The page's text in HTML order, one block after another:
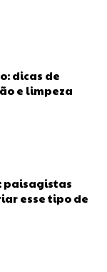
dicas de
e limpeza
paisagistas
esse tipo de